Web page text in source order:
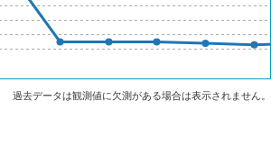
過去データは観測値に欠測がある場合は表示されません。